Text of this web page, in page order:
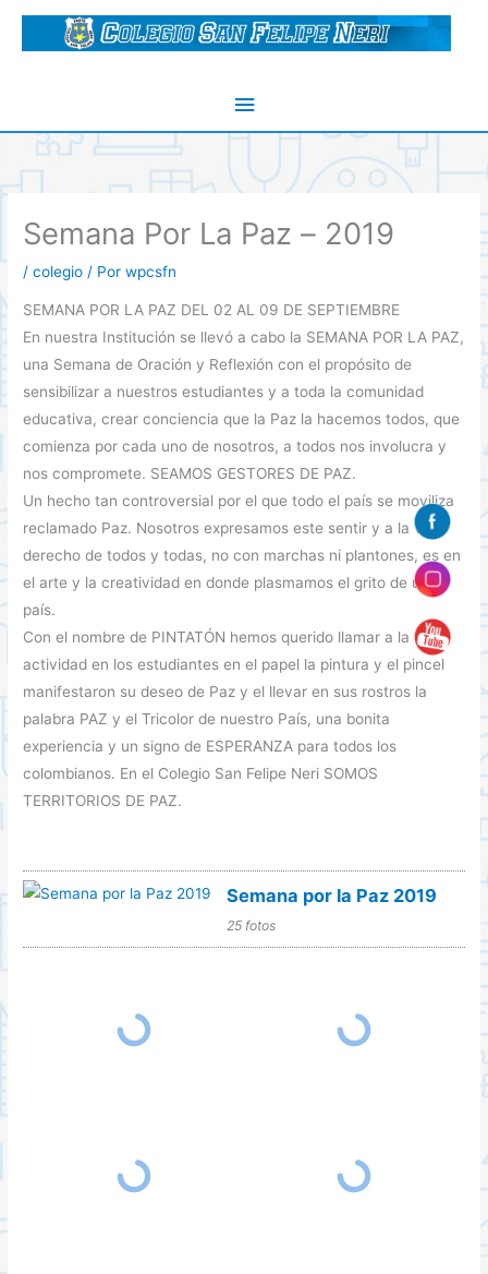
Menú
principal
Semana Por La Paz – 2019
/colegio / Porwpcsfn
SEMANA POR LA PAZ DEL 02 AL 09 DE SEPTIEMBRE
En nuestra Institución se llevó a cabo la SEMANA POR LA PAZ,
una Semana de Oración y Reflexión con el propósito de
sensibilizar a nuestros estudiantes y a toda la comunidad
educativa, crear conciencia que la Paz la hacemos todos, que
comienza por cada uno de nosotros, a todos nos involucra y
nos compromete. SEAMOS GESTORES DE PAZ.
Un hecho tan controversial por el que todo el país se moviliza
reclamado Paz. Nosotros expresamos este sentir y a la vez
derecho de todos y todas, no con marchas ni plantones, es en
el arte y la creatividad en donde plasmamos el grito de un
país.
Con el nombre de PINTATÓN hemos querido llamar a la
actividad en los estudiantes en el papel la pintura y el pincel
manifestaron su deseo de Paz y el llevar en sus rostros la
palabra PAZ y el Tricolor de nuestro País, una bonita
experiencia y un signo de ESPERANZA para todos los
colombianos. En el Colegio San Felipe Neri SOMOS
TERRITORIOS DE PAZ.
Semana por la Paz 2019
25 fotos